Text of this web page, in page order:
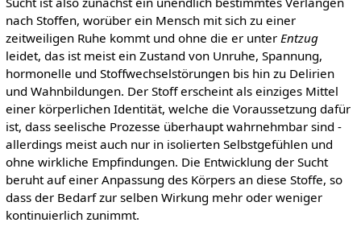
nach Stoffen, worüber ein Mensch mit sich zu einer
zeitweiligen Ruhe kommt und ohne die er unter Entzug
leidet, das ist meist ein Zustand von Unruhe, Spannung,
hormonelle und Stoffwechselstörungen bis hin zu Delirien
und Wahnbildungen. Der Stoff erscheint als einziges Mittel
einer körperlichen Identität, welche die Voraussetzung dafür
ist, dass seelische Prozesse überhaupt wahrnehmbar sind -
allerdings meist auch nur in isolierten Selbstgefühlen und
ohne wirkliche Empfindungen. Die Entwicklung der Sucht
beruht auf einer Anpassung des Körpers an diese Stoffe, so
dass der Bedarf zur selben Wirkung mehr oder weniger
kontinuierlich zunimmt.